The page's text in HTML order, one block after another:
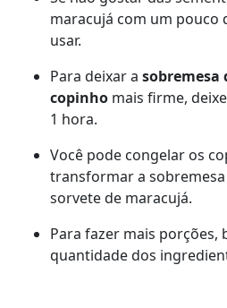
maracujá com um pouco
usar.
Para deixar a sobremesa
copinho mais firme,
1 hora.
Você pode congelar os
transformar a
sorvete de maracujá.
Para fazer mais porções,
quantidade dos